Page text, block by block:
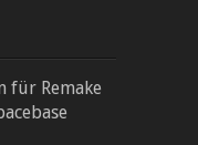
für Remake